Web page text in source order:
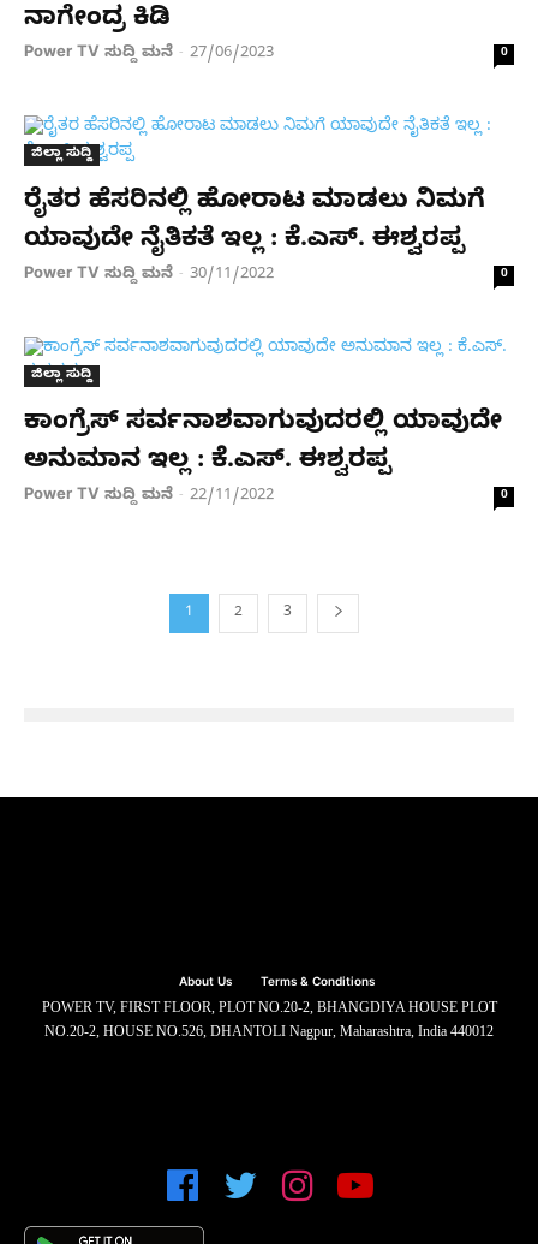
ನಾಗೇಂದ್ರ ಕಿಡಿ
Power TV ಸುದ್ದಿ ಮನೆ - 27/06/2023 0
ಜಿಲ್ಲಾ ಸುದ್ದಿ
ರೈತರ ಹೆಸರಿನಲ್ಲಿ ಹೋರಾಟ ಮಾಡಲು ನಿಮಗೆ
ಯಾವುದೇ ನೈತಿಕತೆ ಇಲ್ಲ : ಕೆ.ಎಸ್. ಈಶ್ವರಪ್ಪ
Power TV ಸುದ್ದಿ ಮನೆ - 30/11/2022 0
ಜಿಲ್ಲಾ ಸುದ್ದಿ
ಕಾಂಗ್ರೆಸ್‌ ಸರ್ವನಾಶವಾಗುವುದರಲ್ಲಿ ಯಾವುದೇ
ಅನುಮಾನ ಇಲ್ಲ : ಕೆ.ಎಸ್. ಈಶ್ವರಪ್ಪ
Power TV ಸುದ್ದಿ ಮನೆ - 22/11/2022 0
1 2 3
About Us Terms & Conditions
POWER TV, FIRST FLOOR, PLOT NO.20-2, BHANGDIYA HOUSE PLOT
NO.20-2, HOUSE NO.526, DHANTOLI Nagpur, Maharashtra, India 440012